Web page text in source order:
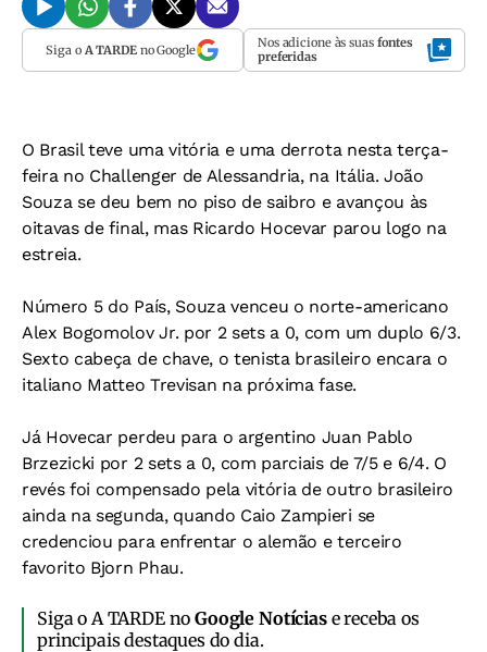
Siga o A TARDEno Google Nos adicione às suas fontes
preferidas
O Brasil teve uma vitória e uma derrota nesta terça-
feira no Challenger de Alessandria, na Itália. João
Souza se deu bem no piso de saibro e avançou às
oitavas de final, mas Ricardo Hocevar parou logo na
estreia.
Número 5 do País, Souza venceu o norte-americano
Alex Bogomolov Jr. por 2 sets a 0, com um duplo 6/3.
Sexto cabeça de chave, o tenista brasileiro encara o
italiano Matteo Trevisan na próxima fase.
Já Hovecar perdeu para o argentino Juan Pablo
Brzezicki por 2 sets a 0, com parciais de 7/5 e 6/4. O
revés foi compensado pela vitória de outro brasileiro
ainda na segunda, quando Caio Zampieri se
credenciou para enfrentar o alemão e terceiro
favorito Bjorn Phau.
Siga o A TARDE noGoogle Notíciase receba os
principais destaques do dia.